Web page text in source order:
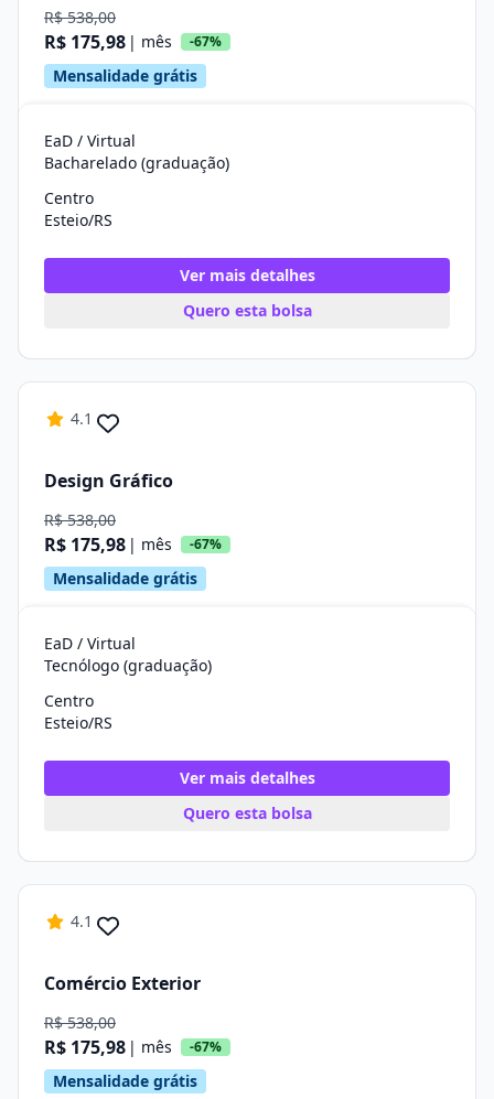
R$ 538,00
R$ 175,98 | mês -67%
Mensalidade grátis
EaD / Virtual
Bacharelado (graduação)
Centro
Esteio/RS
Ver mais detalhes
Quero esta bolsa
4.1
Design Gráfico
R$ 538,00
R$ 175,98 | mês -67%
Mensalidade grátis
EaD / Virtual
Tecnólogo (graduação)
Centro
Esteio/RS
Ver mais detalhes
Quero esta bolsa
4.1
Comércio Exterior
R$ 538,00
R$ 175,98 | mês -67%
Mensalidade grátis